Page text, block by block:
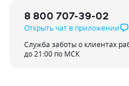
8 800 707-39-02
Открыть чат в приложении
Служба заботы о клиентах
до 21:00 по МСК